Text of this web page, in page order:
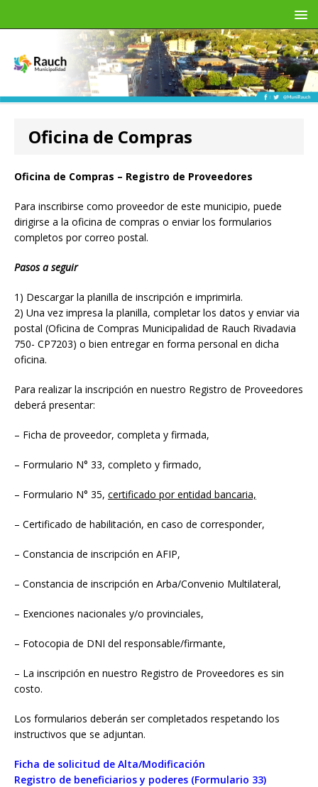
Oficina de Compras
Oficina de Compras – Registro de Proveedores
Para inscribirse como proveedor de este municipio, puede
dirigirse a la oficina de compras o enviar los formularios
completos por correo postal.
Pasos a seguir
1) Descargar la planilla de inscripción e imprimirla.
2) Una vez impresa la planilla, completar los datos y enviar via
postal (Oficina de Compras Municipalidad de Rauch Rivadavia
750- CP7203) o bien entregar en forma personal en dicha
oficina.
Para realizar la inscripción en nuestro Registro de Proveedores
deberá presentar:
– Ficha de proveedor, completa y firmada,
– Formulario N° 33, completo y firmado,
– Formulario N° 35, certificado por entidad bancaria,
– Certificado de habilitación, en caso de corresponder,
– Constancia de inscripción en AFIP,
– Constancia de inscripción en Arba/Convenio Multilateral,
– Exenciones nacionales y/o provinciales,
– Fotocopia de DNI del responsable/firmante,
– La inscripción en nuestro Registro de Proveedores es sin
costo.
Los formularios deberán ser completados respetando los
instructivos que se adjuntan.
Ficha de solicitud de Alta/Modificación
Registro de beneficiarios y poderes (Formulario 33)